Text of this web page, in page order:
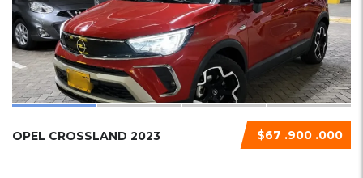
$67 .900 .000
OPEL CROSSLAND 2023